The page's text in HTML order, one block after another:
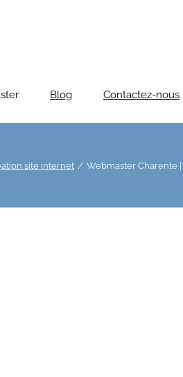
Blog Contactez-nous
site internet Webmaster Charente